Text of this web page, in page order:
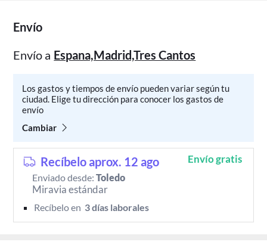
Envío
Envío a Espana,Madrid,Tres Cantos
Los gastos y tiempos de envío pueden variar según tu
ciudad. Elige tu dirección para conocer los gastos de
envío
Cambiar
Recíbelo aprox. 12 ago Envío gratis
Enviado desde:Toledo
Miravia estándar
Recíbelo en 3 días laborales